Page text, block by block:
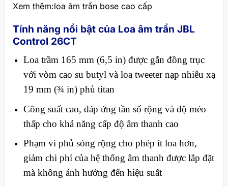
Xem thêm:loa âm trần bose cao cấp
Tính năng nổi bật của Loa âm trần JBL
Control 26CT
Loa trầm 165 mm (6,5 in) được gắn đồng trục
với vòm cao su butyl và loa tweeter nạp nhiễu xạ
19 mm (¾ in) phủ titan
Công suất cao, đáp ứng tần số rộng và độ méo
thấp cho khả năng cấp độ âm thanh cao
Phạm vi phủ sóng rộng cho phép ít loa hơn,
giảm chi phí của hệ thống âm thanh được lắp đặt
mà không ảnh hưởng đến hiệu suất